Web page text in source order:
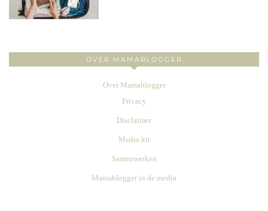
OVER MAMABLOGGER
Over Mamablogger
Privacy
Disclaimer
Media kit
Samenwerken
Mamablogger in de media